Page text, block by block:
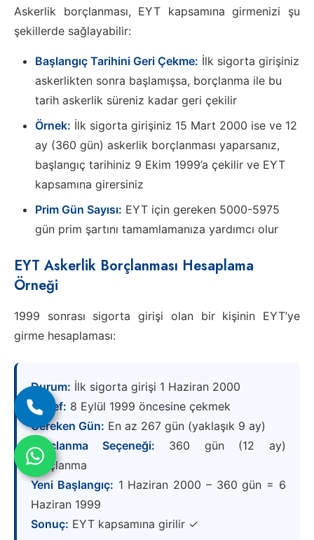
Askerlik borçlanması, EYT kapsamına girmenizi şu
şekillerde sağlayabilir:
Başlangıç Tarihini Geri Çekme: İlk sigorta girişiniz
askerlikten sonra başlamışsa, borçlanma ile bu
tarih askerlik süreniz kadar geri çekilir
Örnek: İlk sigorta girişiniz 15 Mart 2000 ise ve 12
ay (360 gün) askerlik borçlanması yaparsanız,
başlangıç tarihiniz 9 Ekim 1999’a çekilir ve EYT
kapsamına girersiniz
Prim Gün Sayısı: EYT için gereken 5000-5975
gün prim şartını tamamlamanıza yardımcı olur
EYT Askerlik Borçlanması Hesaplama
Örneği
1999 sonrası sigorta girişi olan bir kişinin EYT’ye
girme hesaplaması:
Durum: İlk sigorta girişi 1 Haziran 2000
Hedef: 8 Eylül 1999 öncesine çekmek
Gereken Gün: En az 267 gün (yaklaşık 9 ay)
Borçlanma Seçeneği: 360 gün (12 ay)
borçlanma
Yeni Başlangıç: 1 Haziran 2000 – 360 gün = 6
Haziran 1999
Sonuç: EYT kapsamına girilir ✓